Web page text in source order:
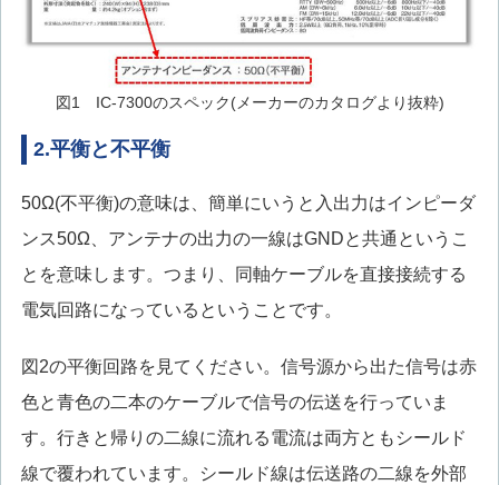
図1 IC-7300のスペック(メーカーのカタログより抜粋)
2.平衡と不平衡
50Ω(不平衡)の意味は、簡単にいうと入出力はインピーダ
ンス50Ω、アンテナの出力の一線はGNDと共通というこ
とを意味します。つまり、同軸ケーブルを直接接続する
電気回路になっているということです。
図2の平衡回路を見てください。信号源から出た信号は赤
色と青色の二本のケーブルで信号の伝送を行っていま
す。行きと帰りの二線に流れる電流は両方ともシールド
線で覆われています。シールド線は伝送路の二線を外部